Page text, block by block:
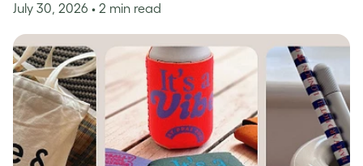
July 30, 2026 • 2 min read